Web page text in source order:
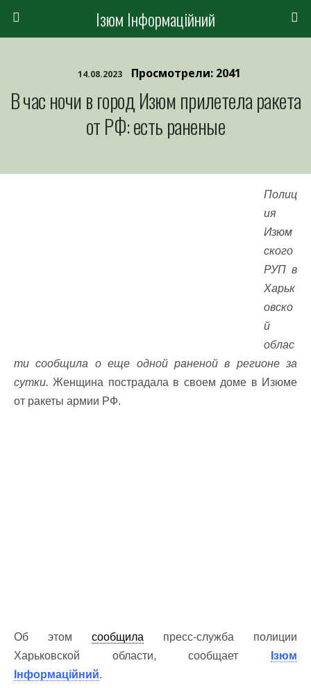
Ізюм Інформаційний
14.08.2023 Просмотрели: 2041
В час ночи в город Изюм прилетела ракета
от РФ: есть раненые
Полиц
ия
Изюм
ского
РУП в
Харьк
овско
й
облас
ти сообщила о еще одной раненой в регионе за
сутки. Женщина пострадала в своем доме в Изюме
от ракеты армии РФ.
Об этом сообщила пресс-служба полиции
Харьковской области, сообщает
Ізюм
Інформаційний.